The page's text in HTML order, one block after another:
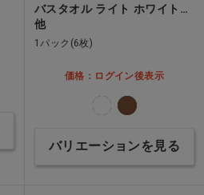
バスタオル ライト ホワイト…
他
1パック(6枚)
価格：ログイン後表示
バリエーションを見る